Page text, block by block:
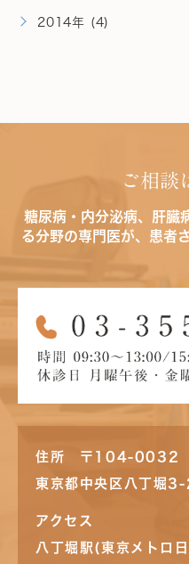
2014年 (4)
ご相談
糖尿病・内分泌病、肝臓
る分野の専門医が、患者
住所 〒104-0032
東京都中央区八丁堀
アクセス
八丁堀駅(東京メトロ